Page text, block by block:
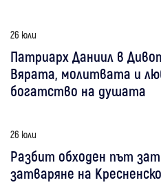
26 юли
Патриарх Даниил в
Вярата, молитвата и
богатство на душата
26 юли
Разбит обходен път
затваряне на